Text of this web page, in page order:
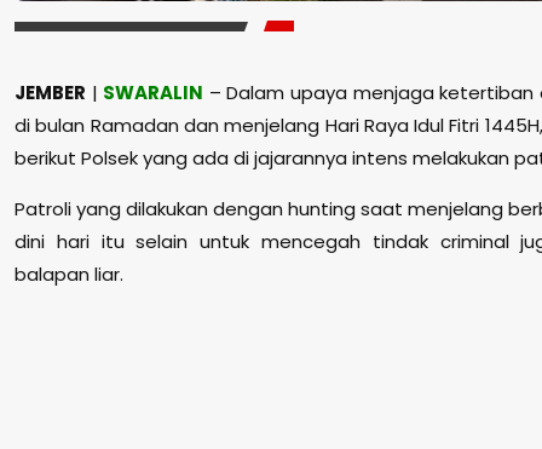
JEMBER | SWARALIN – Dalam upaya menjaga
di bulan Ramadan dan menjelang Hari Raya Idul Fitri
berikut Polsek yang ada di jajarannya intens melakukan
Patroli yang dilakukan dengan hunting saat menjelang
dini hari itu selain untuk mencegah tindak criminal
balapan liar.